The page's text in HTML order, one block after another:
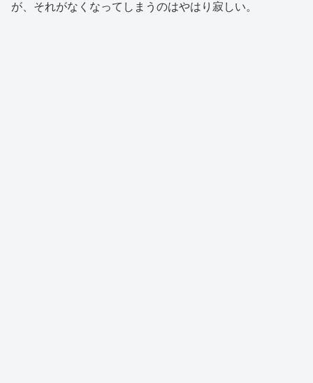
が、それがなくなってしまうのはやはり寂しい。